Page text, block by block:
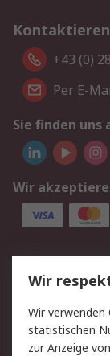
Kontaktieren
+43 (0)
Per E-
Sie finden uns
Wir
Service
Value Added
Hilfe
Wir
Wir verwenden
statistischen
zur Anzeige